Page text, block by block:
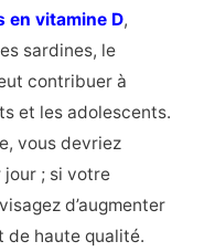
en vitamine D,
sardines, le
contribuer à
et les adolescents.
vous devriez
jour ; si votre
d’augmenter
de haute qualité.